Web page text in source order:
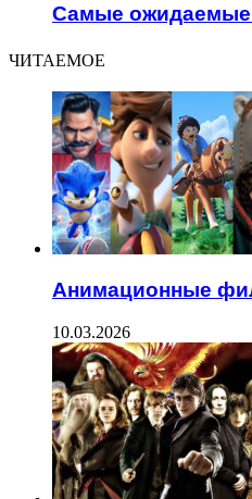
Самые
ЧИТАЕМОЕ
Анимационные
10.03.2026